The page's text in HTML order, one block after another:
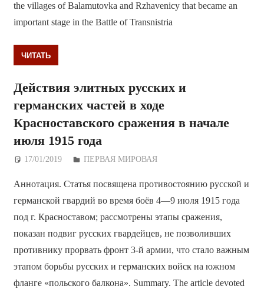
the villages of Balamutovka and Rzhavenicy that became an
important stage in the Battle of Transnistria
ЧИТАТЬ
Действия элитных русских и
германских частей в ходе
Красноставского сражения в начале
июля 1915 года
17/01/2019 Дежурный по Редакции
ПЕРВАЯ МИРОВАЯ
Аннотация. Статья посвящена противостоянию русской и
германской гвардий во время боёв 4—9 июля 1915 года
под г. Красноставом; рассмотрены этапы сражения,
показан подвиг русских гвардейцев, не позволивших
противнику прорвать фронт 3-й армии, что стало важным
этапом борьбы русских и германских войск на южном
фланге «польского балкона». Summary. The article devoted